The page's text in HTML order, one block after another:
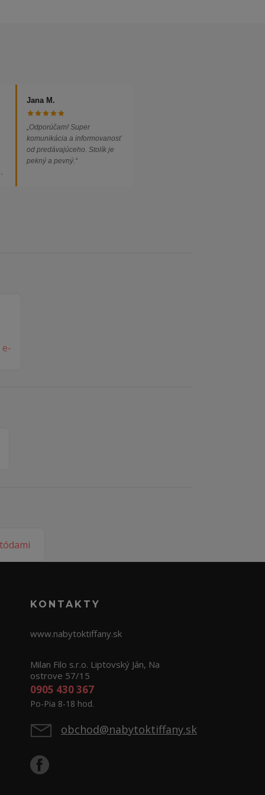
Jana M.
„Odporúčam! Super
komunikácia a informovanosť
od predávajúceho. Stolík je
pekný a pevný.“
KONTAKTY
www.nabytoktiffany.sk
Milan Filo s.r.o. Liptovský Ján, Na
ostrove 57/15
0905 430 367
Po-Pia 8-18 hod.
obchod@nabytoktiffany.sk